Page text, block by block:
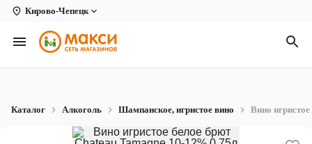
Кирово-Чепецк
Вологда
Архангельск
Каталог Алкоголь Шампанское, игристое вино Вино